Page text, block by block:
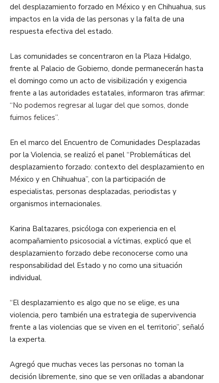
del desplazamiento forzado en México y en Chihuahua, sus
impactos en la vida de las personas y la falta de una
respuesta efectiva del estado.
Las comunidades se concentraron en la Plaza Hidalgo,
frente al Palacio de Gobierno, donde permanecerán hasta
el domingo como un acto de visibilización y exigencia
frente a las autoridades estatales, informaron tras afirmar:
“No podemos regresar al lugar del que somos, donde
fuimos felices”.
En el marco del Encuentro de Comunidades Desplazadas
por la Violencia, se realizó el panel “Problemáticas del
desplazamiento forzado: contexto del desplazamiento en
México y en Chihuahua”, con la participación de
especialistas, personas desplazadas, periodistas y
organismos internacionales.
Karina Baltazares, psicóloga con experiencia en el
acompañamiento psicosocial a víctimas, explicó que el
desplazamiento forzado debe reconocerse como una
responsabilidad del Estado y no como una situación
individual.
“El desplazamiento es algo que no se elige, es una
violencia, pero también una estrategia de supervivencia
frente a las violencias que se viven en el territorio”, señaló
la experta.
Agregó que muchas veces las personas no toman la
decisión libremente, sino que se ven orilladas a abandonar